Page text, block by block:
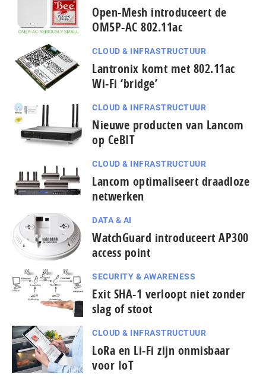
Open-Mesh introduceert de
OM5P-AC 802.11ac
CLOUD & INFRASTRUCTUUR
Lantronix komt met 802.11ac
Wi-Fi ‘bridge’
CLOUD & INFRASTRUCTUUR
Nieuwe producten van Lancom
op CeBIT
CLOUD & INFRASTRUCTUUR
Lancom optimaliseert draadloze
netwerken
DATA & AI
WatchGuard introduceert AP300
access point
SECURITY & AWARENESS
Exit SHA-1 verloopt niet zonder
slag of stoot
CLOUD & INFRASTRUCTUUR
LoRa en Li-Fi zijn onmisbaar
voor IoT
de
vorige
pagina